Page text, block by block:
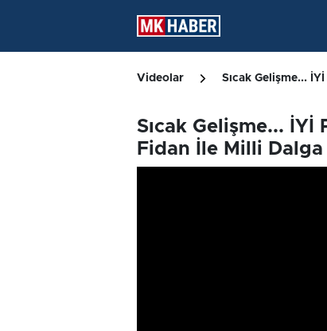
Videolar Sıcak Gelişme...
Sıcak Gelişme...
Fidan İle Milli Dalga